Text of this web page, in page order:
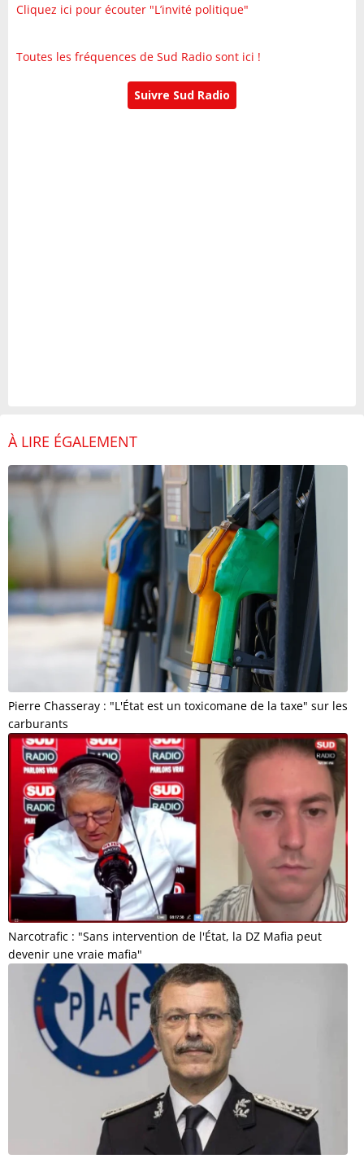
Cliquez ici pour écouter "L’invité politique"
Toutes les fréquences de Sud Radio sont ici !
Suivre Sud Radio
À LIRE ÉGALEMENT
Pierre Chasseray : "L'État est un toxicomane de la taxe" sur les
carburants
Narcotrafic : "Sans intervention de l'État, la DZ Mafia peut
devenir une vraie mafia"